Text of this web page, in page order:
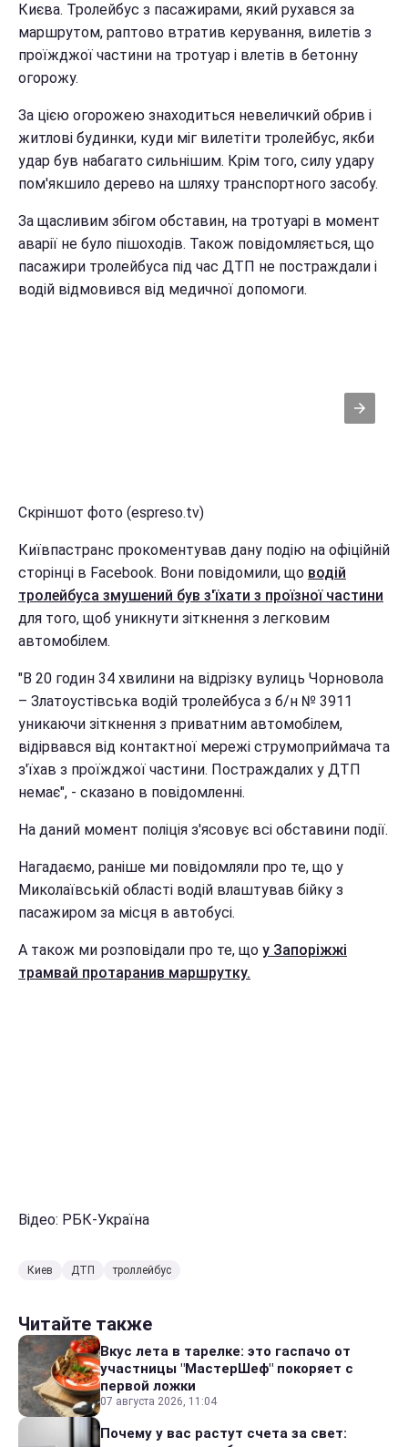
Києва. Тролейбус з пасажирами, який рухався за
маршрутом, раптово втратив керування, вилетів з
проїжджої частини на тротуар і влетів в бетонну
огорожу.
За цією огорожею знаходиться невеличкий обрив і
житлові будинки, куди міг вилетіти тролейбус, якби
удар був набагато сильнішим. Крім того, силу удару
пом'якшило дерево на шляху транспортного засобу.
За щасливим збігом обставин, на тротуарі в момент
аварії не було пішоходів. Також повідомляється, що
пасажири тролейбуса під час ДТП не постраждали і
водій відмовився від медичної допомоги.
Скріншот фото (espreso.tv)
Київпастранс прокоментував дану подію на офіційній
сторінці в Facebook. Вони повідомили, що водій
тролейбуса змушений був з'їхати з проїзної частини
для того, щоб уникнути зіткнення з легковим
автомобілем.
"В 20 годин 34 хвилини на відрізку вулиць Чорновола
– Златоустівська водій тролейбуса з б/н № 3911
уникаючи зіткнення з приватним автомобілем,
відірвався від контактної мережі струмоприймача та
з'їхав з проїжджої частини. Постраждалих у ДТП
немає", - сказано в повідомленні.
На даний момент поліція з'ясовує всі обставини події.
Нагадаємо, раніше ми повідомляли про те, що у
Миколаївській області водій влаштував бійку з
пасажиром за місця в автобусі.
А також ми розповідали про те, що у Запоріжжі
трамвай протаранив маршрутку.
Відео: РБК-Україна
Киев ДТП троллейбус
Читайте также
Вкус лета в тарелке: это гаспачо от
участницы "МастерШеф" покоряет с
первой ложки
07 августа 2026, 11:04
Почему у вас растут счета за свет: